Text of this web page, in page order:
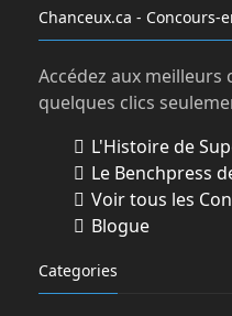
Chanceux.ca - Concours-
Accédez aux meilleurs
quelques clics
L'Histoire de
Le Benchpress
Voir tous les
Blogue
Categories